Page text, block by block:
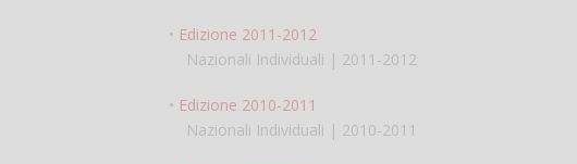
• Edizione 2011-2012
Nazionali Individuali | 2011-2012
• Edizione 2010-2011
Nazionali Individuali | 2010-2011